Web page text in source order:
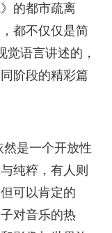
的都市疏离
都不仅仅是简
语言讲述的，
阶段的精彩篇
是一个开放性
纯粹，有人则
可以肯定的
对音乐的热